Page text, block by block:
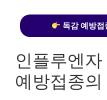
독감 예방접
인플루엔
예방접종의